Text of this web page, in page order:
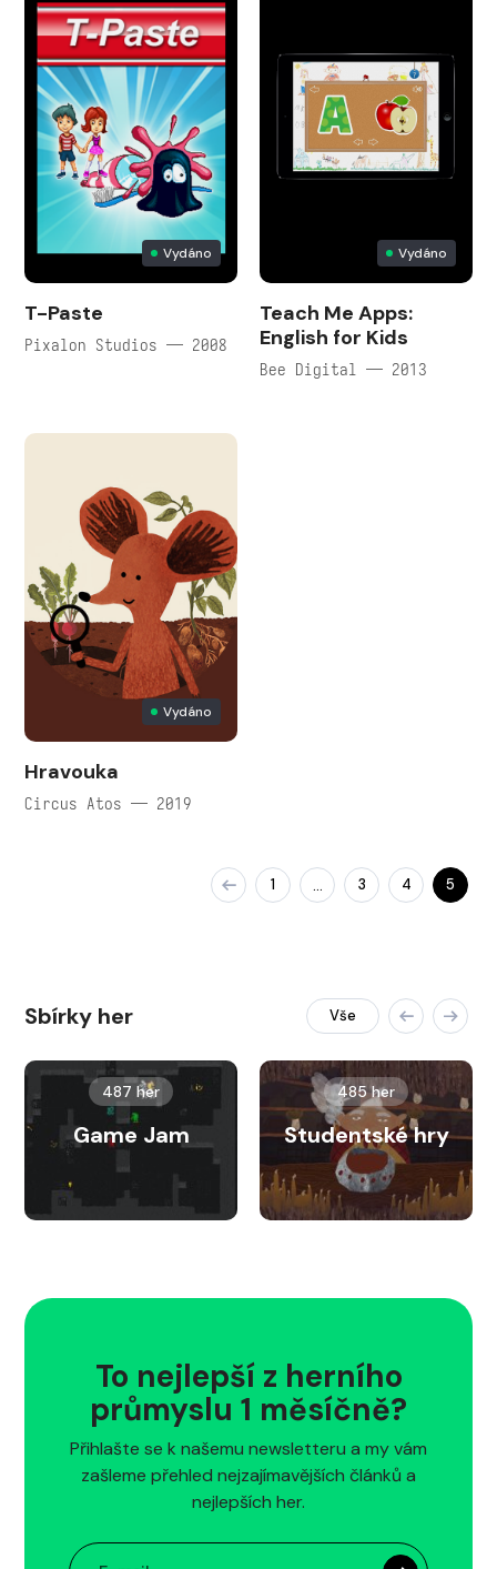
Vydáno
T-Paste
Pixalon Studios — 2008
Vydáno
Teach Me Apps:
English for Kids
Bee Digital — 2013
Vydáno
Hravouka
Circus Atos — 2019
1 … 3 4 5
Sbírky her Vše
487 her
Game Jam
485 her
Studentské hry
To nejlepší z herního
průmyslu 1 měsíčně?
Přihlašte se k našemu newsletteru a my vám
zašleme přehled nejzajímavějších článků a
nejlepších her.